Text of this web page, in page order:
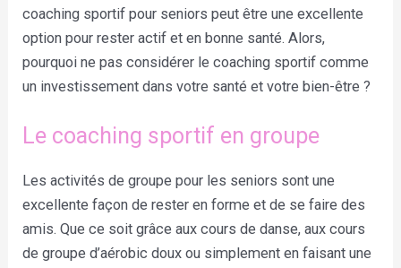
coaching sportif pour seniors peut être une excellente
option pour rester actif et en bonne santé. Alors,
pourquoi ne pas considérer le coaching sportif comme
un investissement dans votre santé et votre bien-être ?
Le coaching sportif en groupe
Les activités de groupe pour les seniors sont une
excellente façon de rester en forme et de se faire des
amis. Que ce soit grâce aux cours de danse, aux cours
de groupe d’aérobic doux ou simplement en faisant une